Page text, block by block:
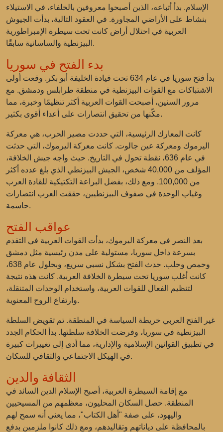
الإسلام. بدأ أتباعه، الذين أصبحوا معروفين بالخلفاء، في الاستيلاء
بنشاط على الأراضي المجاورة. في العقود التالية، بدأت الجيوش
العربية في احتلال أراض كانت تحت سيطرة الإمبراطورية
البيزنطية والساسانية سابقًا.
بدء الفتح في سوريا
بدأ فتح سوريا في عام 634 تحت قيادة الخليفة أبو بكر. وقعت أولى
الاشتباكات مع القوات البيزنطية في منطقة طرابلس ودمشق. مع
مرور السنين، أصبحت القوات العربية أكثر تنظيمًا وخبرة، مما
مكّنها من تحقيق انتصارات على أعداء أقوى بكثير.
كانت المعارك الرئيسية، التي حددت مصير الحرب، هي معركة
اليرموك ومعركة عين جالوت. كانت معركة اليرموك، التي حدثت
في عام 636، نقطة تحول في التاريخ. حيث واجه جيش الخلافة،
المؤلف من 40,000 شخص، الجيش البيزنطي الذي بلغ عدده أكثر
من 100,000. ومع ذلك، بفضل البراعة التكتيكية للقادة العرب
وغياب الوحدة في صفوف البيزنطيين، حققت العرب انتصارات
حاسمة.
عواقب الفتح
بعد النصر في معركة اليرموك، بدأت القوات العربية في التقدم
بسرعة داخل سوريا، مستولية على مدن رئيسية مثل دمشق
وحمص وحلب. حدث الفتح بشكل نسبي سريع، وبحلول عام 638،
كانت أغلب سوريا تحت سيطرة الخلافة العربية. كانت هذه نتيجة
لتنظيم الفعال للقوات العربية، واستخدام الوحدات المتنقلة،
وارتفاع الروح المعنوية.
غير الفتح العربي خريطة السياسة في المنطقة. تم تقويض السلطة
البيزنطية في سوريا، وفرضت الخلافة سلطتها. بدأ الحكام الجدد
في تطبيق القوانين الإسلامية والإدارية، مما أدى إلى تغييرات كبيرة
في الهيكل الاجتماعي والثقافي للسكان.
الثقافة والدين
مع إقامة السيطرة العربية، أصبح الإسلام الدين السائد في
المنطقة. حصل السكان المحليون، معظمهم من المسيحيين
واليهود، على صفة "أهل الكتاب"، مما يعني أنه سمح لهم
بالمحافظة على دياناتهم وتقاليدهم، ومع ذلك كانوا ملزمين بدفع